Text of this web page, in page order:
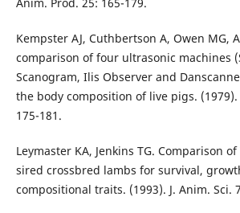
Kempster AJ, Cuthbertson A, Owen MG,
comparison of four ultrasonic machines
Scanogram, Ilis Observer and
the body composition of live pigs. (1979).
175-181.
Leymaster KA, Jenkins TG. Comparison
sired crossbred lambs for survival,
compositional traits. (1993). J. Anim. Sci.